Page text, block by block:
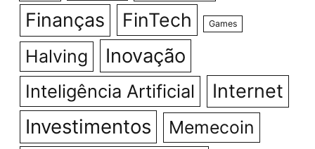
Finanças FinTech Games
Halving Inovação
Inteligência Artificial Internet
Investimentos Memecoin